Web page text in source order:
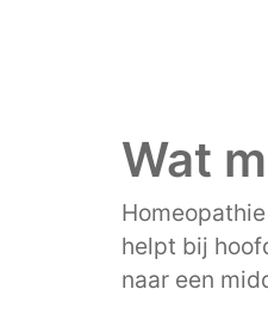
Wat
helpt bij
naar een